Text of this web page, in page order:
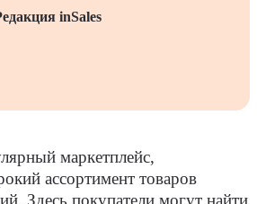
inSales
маркетплейс,
ассортимент товаров
Здесь покупатели могут найти